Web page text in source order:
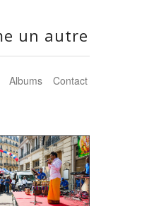
un autre
Albums Contact